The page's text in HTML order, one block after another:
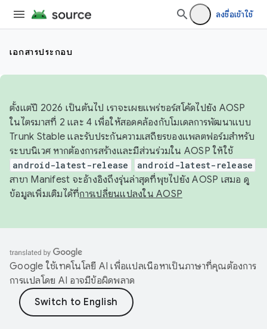
ลงชื่อเข้าใช้
เอกสารประกอบ
ตั้งแต่ปี 2026 เป็นต้นไป เราจะเผยแพร่ซอร์สโค้ดไปยัง AOSP
ในไตรมาสที่ 2 และ 4 เพื่อให้สอดคล้องกับโมเดลการพัฒนาแบบ
Trunk Stable และรับประกันความเสถียรของแพลตฟอร์มสำหรับ
ระบบนิเวศ หากต้องการสร้างและมีส่วนร่วมใน AOSP ให้ใช้
android-latest-release android-latest-release
สาขา Manifest จะอ้างอิงถึงรุ่นล่าสุดที่พุชไปยัง AOSP เสมอ ดู
ข้อมูลเพิ่มเติมได้ที่การเปลี่ยนแปลงใน AOSP
Google ใช้เทคโนโลยี AI เพื่อแปลเนื้อหาเป็นภาษาที่คุณต้องการ
การแปลโดย AI อาจมีข้อผิดพลาด